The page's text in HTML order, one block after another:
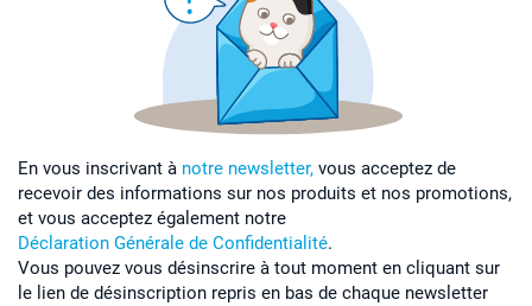
En vous inscrivant à notre newsletter, vous acceptez de
recevoir des informations sur nos produits et nos promotions,
et vous acceptez également notre
Déclaration Générale de Confidentialité.
Vous pouvez vous désinscrire à tout moment en cliquant sur
le lien de désinscription repris en bas de chaque newsletter